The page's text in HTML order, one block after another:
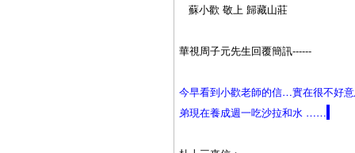
蘇小歡 敬上 歸藏山莊
華視周子元先生回覆簡訊------
今早看到小歡老師的信…實在很不好
弟現在養成週一吃沙拉和水 ……